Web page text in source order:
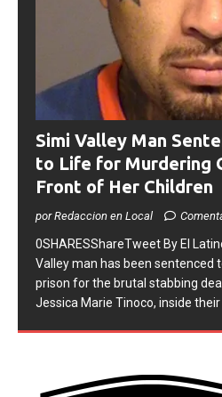
Simi Valley Man
to Life for Murdering
Front of Her Children
por Redaccion en Local
0SHARESShareTweet ​By El
Valley man has been sentenced
prison for the brutal stabbing